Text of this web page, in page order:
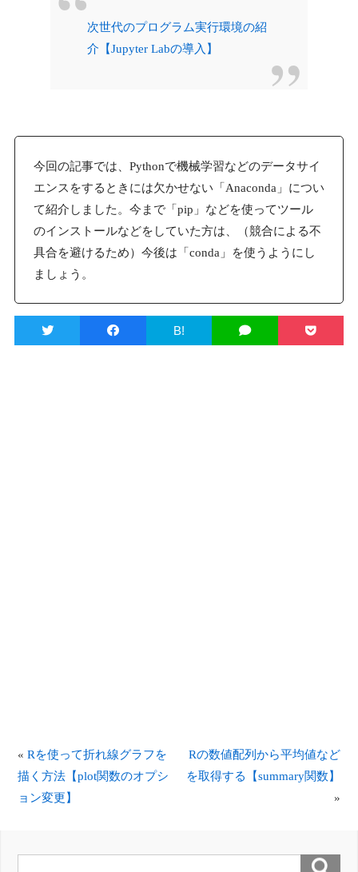
次世代のプログラム実行環境の紹
介【Jupyter Labの導入】
今回の記事では、Pythonで機械学習などのデータサイ
エンスをするときには欠かせない「Anaconda」につい
て紹介しました。今まで「pip」などを使ってツール
のインストールなどをしていた方は、（競合による不
具合を避けるため）今後は「conda」を使うようにし
ましょう。
B!
«Rを使って折れ線グラフを
描く方法【plot関数のオプシ
ョン変更】
Rの数値配列から平均値など
を取得する【summary関数】
»